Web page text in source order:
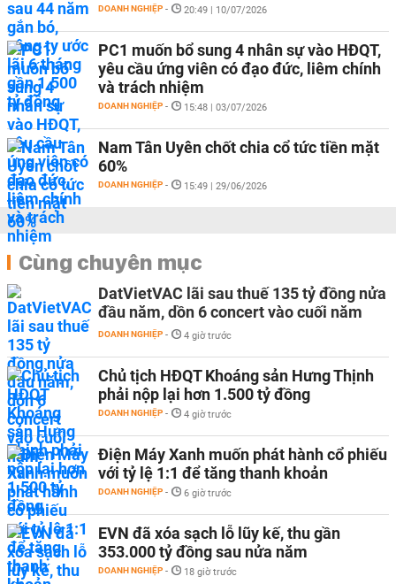
DOANH NGHIỆP - 20:49 | 10/07/2026
PC1 muốn bổ sung 4 nhân sự vào HĐQT,
yêu cầu ứng viên có đạo đức, liêm chính
và trách nhiệm
DOANH NGHIỆP - 15:48 | 03/07/2026
Nam Tân Uyên chốt chia cổ tức tiền mặt
60%
DOANH NGHIỆP - 15:49 | 29/06/2026
Cùng chuyên mục
DatVietVAC lãi sau thuế 135 tỷ đồng nửa
đầu năm, dồn 6 concert vào cuối năm
DOANH NGHIỆP - 4 giờ trước
Chủ tịch HĐQT Khoáng sản Hưng Thịnh
phải nộp lại hơn 1.500 tỷ đồng
DOANH NGHIỆP - 4 giờ trước
Điện Máy Xanh muốn phát hành cổ phiếu
với tỷ lệ 1:1 để tăng thanh khoản
DOANH NGHIỆP - 6 giờ trước
EVN đã xóa sạch lỗ lũy kế, thu gần
353.000 tỷ đồng sau nửa năm
DOANH NGHIỆP - 18 giờ trước